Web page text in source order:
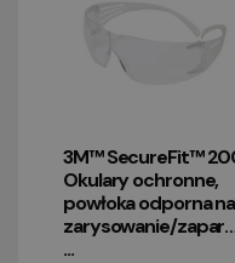
3M™ SecureFit™
Okulary ochronne,
powłoka odporna na
zarysowanie/
...